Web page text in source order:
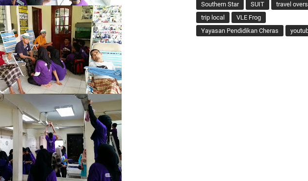
Southern Star
SUIT
travel
trip local
VLE Frog
Yayasan Pendidikan Cheras